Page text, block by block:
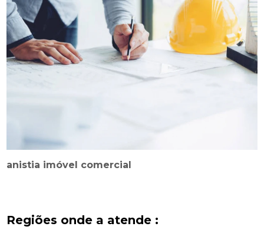
anistia imóvel comercial
Regiões onde a atende :